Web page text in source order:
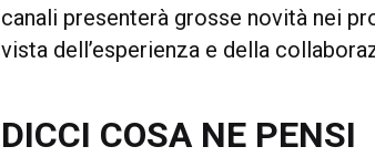
canali presenterà grosse novità nei
vista dell’esperienza e della
DICCI COSA NE PENSI